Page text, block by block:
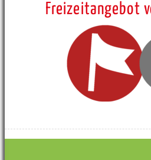
Freizeitangebot